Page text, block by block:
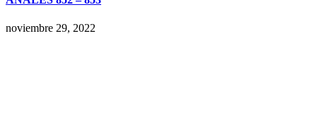
noviembre 29, 2022